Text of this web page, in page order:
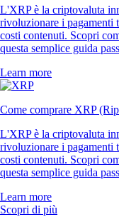
L'XRP è la criptovaluta
rivoluzionare i pagamenti
costi contenuti. Scopri
questa semplice guida
Learn more
Come comprare XRP
L'XRP è la criptovaluta
rivoluzionare i pagamenti
costi contenuti. Scopri
questa semplice guida
Learn more
Scopri di più